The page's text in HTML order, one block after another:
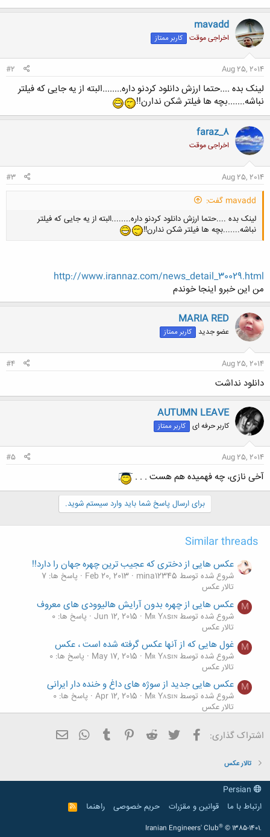
mavadd
اخراجی موقت کاربر ممتاز
Aug 25, 2014
#2
لینک بده ....حتما ارزش دانلود کردنو داره........البته از یه جایی که فیلتر
نباشه.......بچه ها فیلتر شکن ندارن!!
faraz_8
اخراجی موقت
Aug 25, 2014
#3
mavadd گفت:
لینک بده ....حتما ارزش دانلود کردنو داره........البته از یه جایی که فیلتر
نباشه.......بچه ها فیلتر شکن ندارن!!
http://www.irannaz.com/news_detail_30029.html
من این خبرو اینجا خوندم
MARIA RED
عضو جدید کاربر ممتاز
Aug 25, 2014
#4
دانلود نداشت
AUTUMN LEAVE
کاربر حرفه ای کاربر ممتاز
Aug 25, 2014
#5
آخی نازی، چه فهمیده هم هست . . .
برای ارسال پاسخ شما باید وارد سیستم شوید.
Similar threads
عکس هایی از دختری که عجیب ترین چهره جهان را دارد!!
شروع شده توسط mina12345 Feb 20, 2013
پاسخ ها: 7
تالار عکس
M عکس هایی از چهره بدون آرایش هالیوودی های معروف
شروع شده توسط Mʀ Yᴀsɪɴ Jun 12, 2015 پاسخ ها: 0
تالار عکس
M غول هایی که از آنها عکس گرفته شده است ، عکس
شروع شده توسط Mʀ Yᴀsɪɴ May 17, 2015
پاسخ ها: 0
تالار عکس
M عکس هایی جدید از سوژه های داغ و خنده دار ایرانی
شروع شده توسط Mʀ Yᴀsɪɴ Apr 12, 2015 پاسخ ها: 0
تالار عکس
عکس هایی دیدنی از ملوان زبل واقعی !!!
شروع شده توسط dina arian Feb 23, 2015
پاسخ ها: 1
اشتراک گذاری: فیسبوک تویتر Reddit
Pinterest
Tumblr
WhatsApp
تالار عکس
ارتباط با ما
قوانین و مقرّرات حریم خصوصی راهنما
R
S
Iranian Engineers' Club® © 1385-1401.